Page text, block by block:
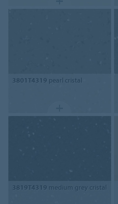
3801T4319 pearl cristal
3819T4319 medium grey cristal